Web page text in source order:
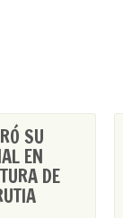
SU
EN
DE